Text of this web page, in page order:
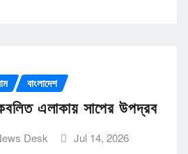
বাংলাদেশ
এলাকায় সাপের উপদ্রব
Desk Jul 14, 2026